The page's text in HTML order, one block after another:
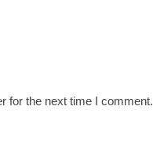
for the next time I comment.